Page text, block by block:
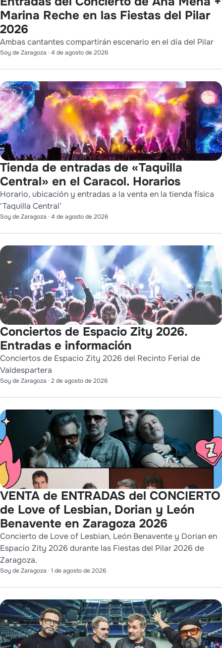
Marina Reche en las Fiestas del Pilar
2026
Ambas cantantes compartirán escenario en el día del Pilar
Soy de Zaragoza · 4 de agosto de 2026
Tienda de entradas de «Taquilla
Central» en el Caracol. Horarios
Horario, ubicación y entradas a la venta en la tienda física
‘Taquilla Central’
Soy de Zaragoza · 4 de agosto de 2026
Conciertos de Espacio Zity 2026.
Entradas e información
Conciertos de Espacio Zity 2026 del Recinto Ferial de
Valdespartera
Soy de Zaragoza · 2 de agosto de 2026
VENTA de ENTRADAS del CONCIERTO
de Love of Lesbian, Dorian y León
Benavente en Zaragoza 2026
Concierto de Love of Lesbian, León Benavente y Dorian en
Espacio Zity 2026 durante las Fiestas del Pilar 2026 de
Zaragoza.
Soy de Zaragoza · 1 de agosto de 2026